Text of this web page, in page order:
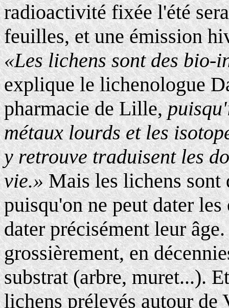
radioactivité fixée l'été
feuilles, et une émission
«Les lichens sont des bio-
explique le lichenologue
pharmacie de Lille,
métaux lourds et les
y retrouve traduisent les
vie.»Mais les lichens sont
puisqu'on ne peut dater
dater précisément leur
grossièrement, en
substrat (arbre, muret...).
lichens prélevés autour de